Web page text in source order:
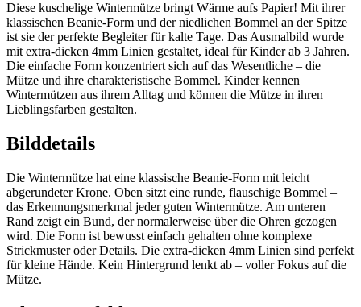
Diese kuschelige Wintermütze bringt Wärme aufs Papier! Mit ihrer
klassischen Beanie-Form und der niedlichen Bommel an der Spitze
ist sie der perfekte Begleiter für kalte Tage. Das Ausmalbild wurde
mit extra-dicken 4mm Linien gestaltet, ideal für Kinder ab 3 Jahren.
Die einfache Form konzentriert sich auf das Wesentliche – die
Mütze und ihre charakteristische Bommel. Kinder kennen
Wintermützen aus ihrem Alltag und können die Mütze in ihren
Lieblingsfarben gestalten.
Bilddetails
Die Wintermütze hat eine klassische Beanie-Form mit leicht
abgerundeter Krone. Oben sitzt eine runde, flauschige Bommel –
das Erkennungsmerkmal jeder guten Wintermütze. Am unteren
Rand zeigt ein Bund, der normalerweise über die Ohren gezogen
wird. Die Form ist bewusst einfach gehalten ohne komplexe
Strickmuster oder Details. Die extra-dicken 4mm Linien sind perfekt
für kleine Hände. Kein Hintergrund lenkt ab – voller Fokus auf die
Mütze.